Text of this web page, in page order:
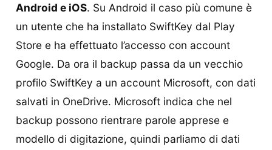
Android e iOS. Su Android il caso più comune è
un utente che ha installato SwiftKey dal Play
Store e ha effettuato l’accesso con account
Google. Da ora il backup passa da un vecchio
profilo SwiftKey a un account Microsoft, con dati
salvati in OneDrive. Microsoft indica che nel
backup possono rientrare parole apprese e
modello di digitazione, quindi parliamo di dati